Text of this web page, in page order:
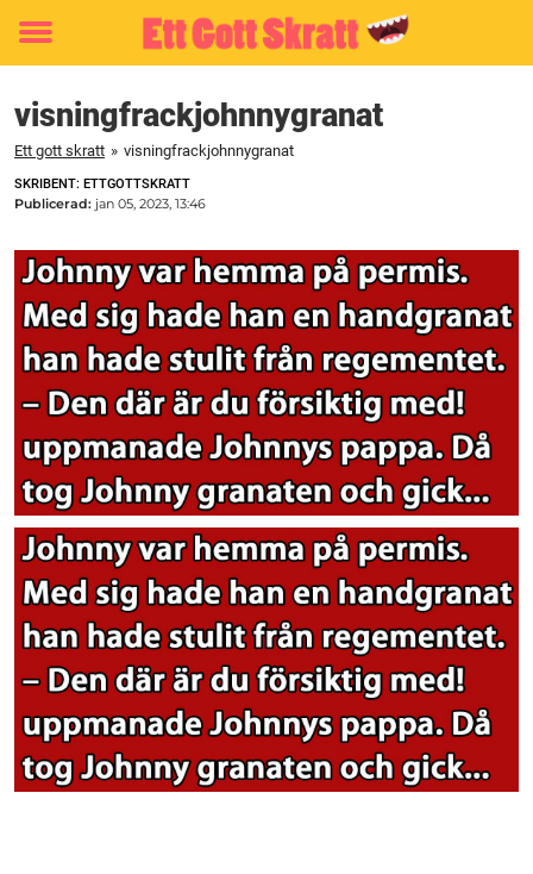
Toggle
visningfrackjohnnygranat
Ett gott skratt » visningfrackjohnnygranat
SKRIBENT: ETTGOTTSKRATT
Publicerad: jan 05, 2023, 13:46